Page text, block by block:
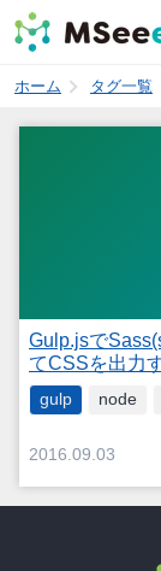
ホーム タグ一覧
Gulp.jsで
てCSSを出力
gulp node
2016.09.03